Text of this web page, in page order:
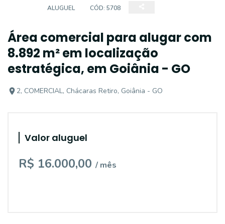
ALUGUEL CÓD: 5708
Área comercial para alugar com
8.892 m² em localização
estratégica, em Goiânia - GO
2, COMERCIAL, Chácaras Retiro, Goiânia - GO
Valor aluguel
R$ 16.000,00 / mês